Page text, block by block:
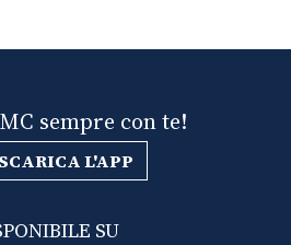
sempre con te!
SCARICA L'APP
SU